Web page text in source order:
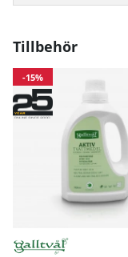
Tillbehör
-15%